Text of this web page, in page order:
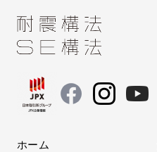
ホーム